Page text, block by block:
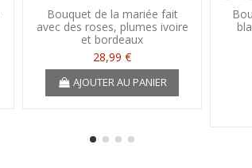
Bouquet de la mariée fait
avec des roses, plumes ivoire
et bordeaux
28,99 €
AJOUTER AU PANIER